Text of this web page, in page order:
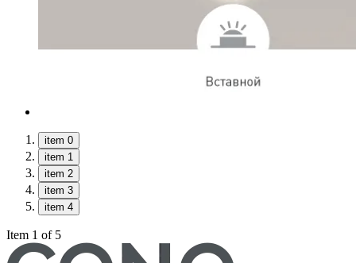
item 0
item 1
item 2
item 3
item 4
Item 1 of 5